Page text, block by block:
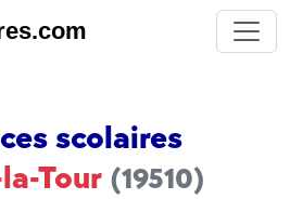
scolaires
Tour (19510)